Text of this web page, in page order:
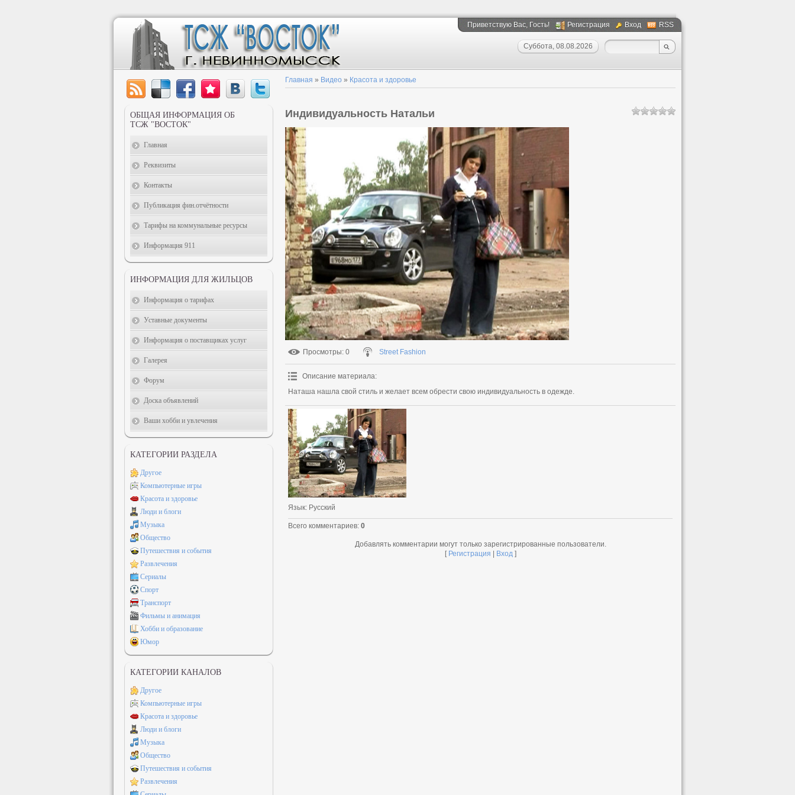
Приветствую Вас, Гость! Регистрация Вход RSS
Суббота, 08.08.2026
Главная » Видео » Красота и здоровье
Индивидуальность Натальи
Просмотры: 0 Street Fashion
Описание материала:
Наташа нашла свой стиль и желает всем обрести свою индивидуальность в одежде.
Язык: Русский
Всего комментариев: 0
Добавлять комментарии могут только зарегистрированные пользователи.
[ Регистрация Вход]
ОБЩАЯ ИНФОРМАЦИЯ ОБ
ТСЖ "ВОСТОК"
Главная
Реквизиты
Контакты
Публикация фин.отчётности
Тарифы на коммунальные ресурсы
Информация 911
ИНФОРМАЦИЯ ДЛЯ ЖИЛЬЦОВ
Информация о тарифах
Уставные документы
Информация о поставщиках услуг
Галерея
Форум
Доска объявлений
Ваши хобби и увлечения
КАТЕГОРИИ РАЗДЕЛА
Другое
Компьютерные игры
Красота и здоровье
Люди и блоги
Музыка
Общество
Путешествия и события
Развлечения
Сериалы
Спорт
Транспорт
Фильмы и анимация
Хобби и образование
Юмор
КАТЕГОРИИ КАНАЛОВ
Другое
Компьютерные игры
Красота и здоровье
Люди и блоги
Музыка
Общество
Путешествия и события
Развлечения